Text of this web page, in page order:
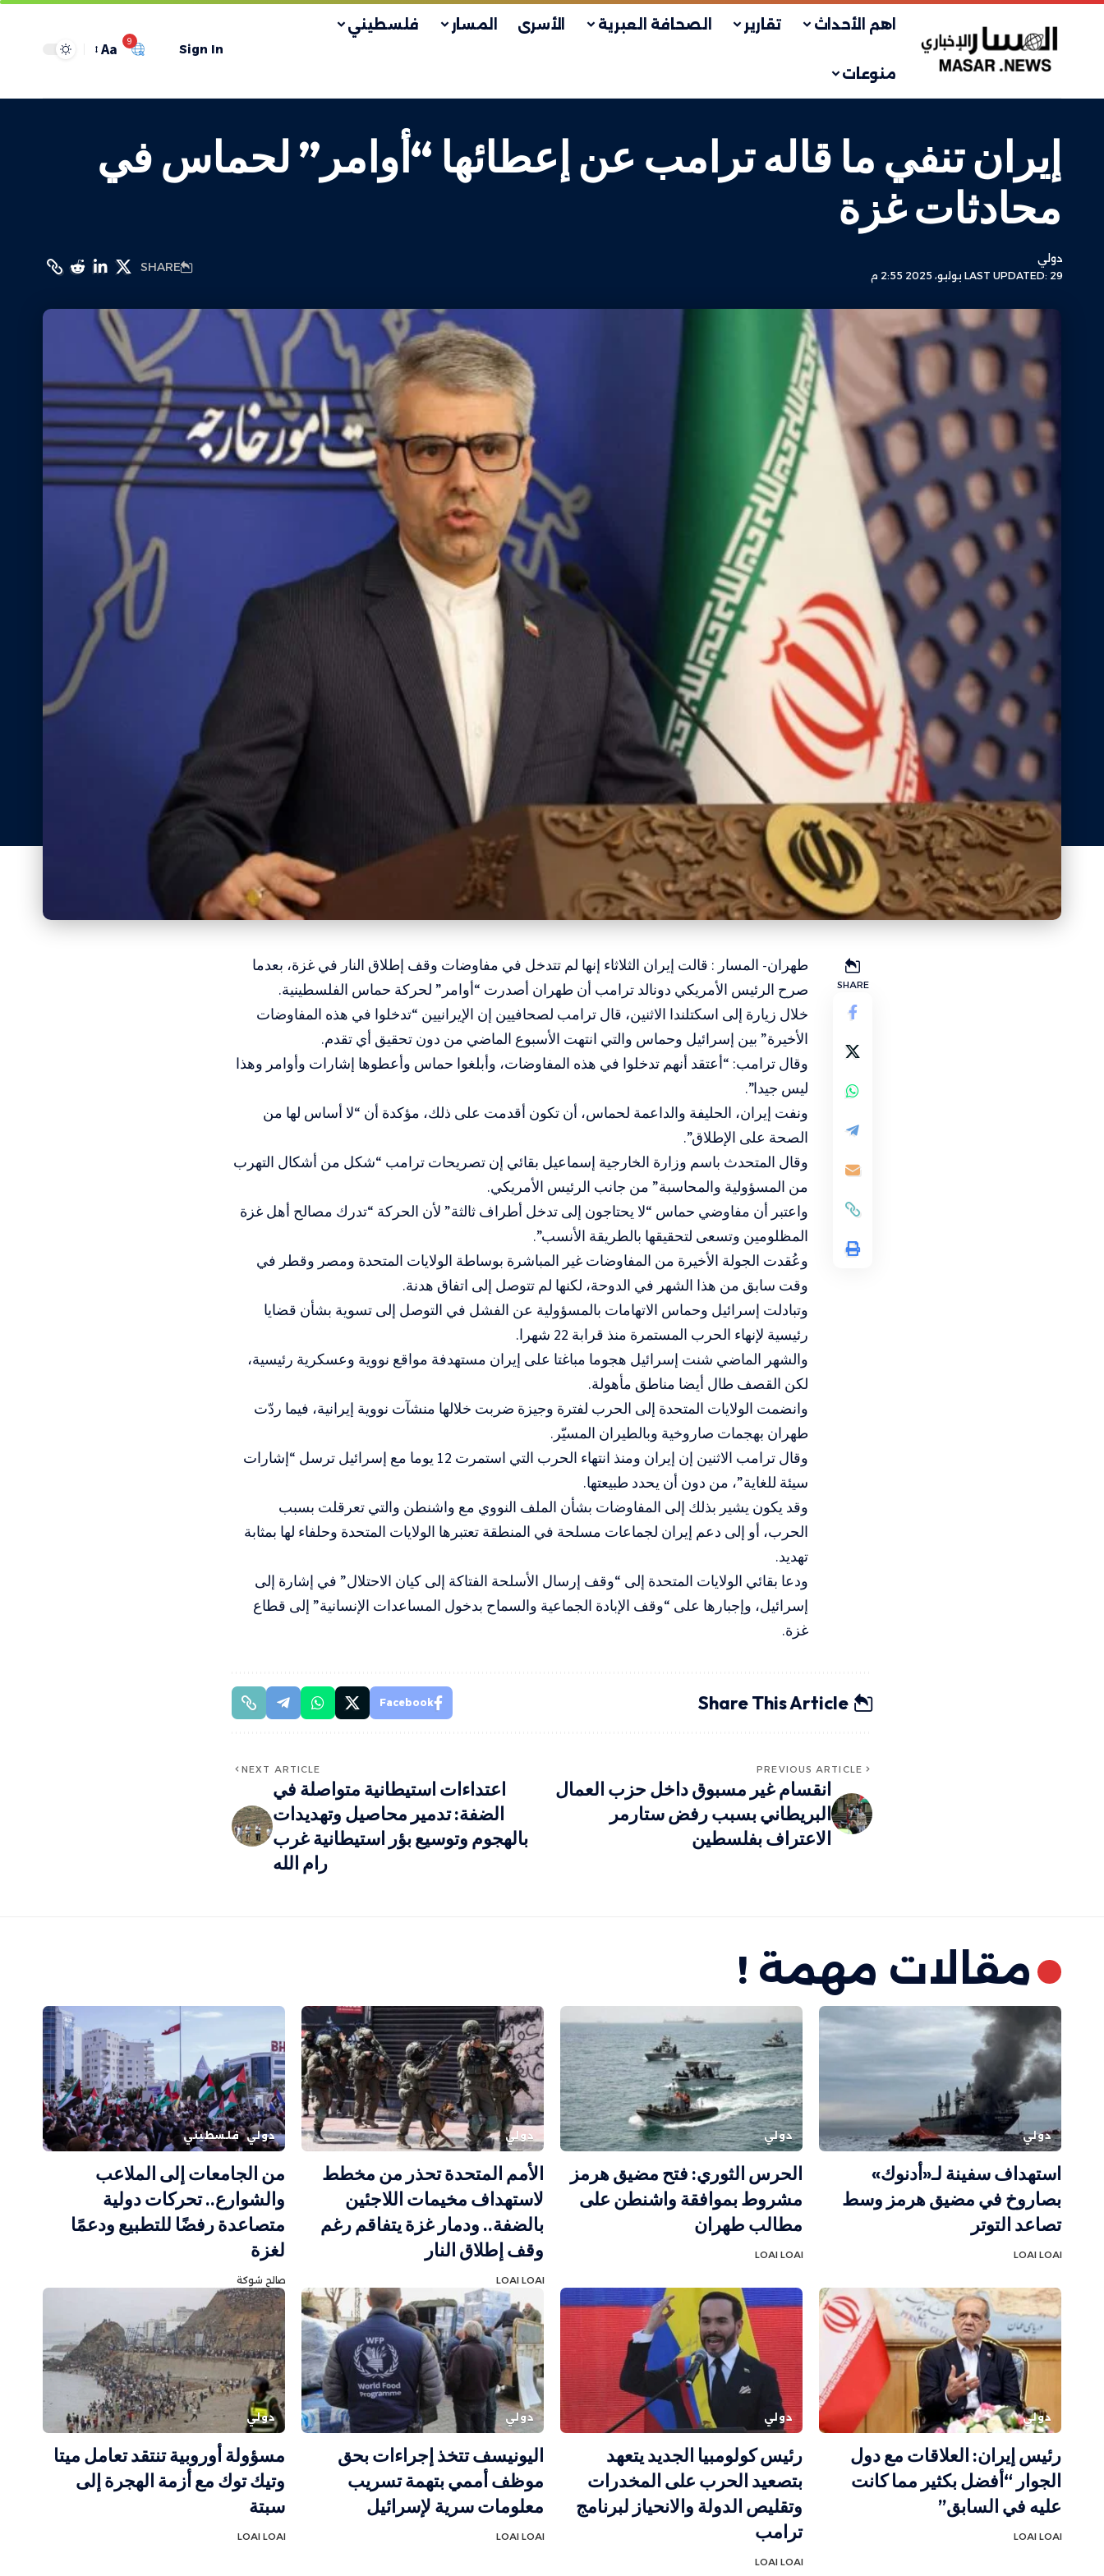
اهم الأحداث تقارير الصحافة العبرية الأسرى المسار فلسطيني
منوعات
Sign In
9
Aa
إيران تنفي ما قاله ترامب عن إعطائها “أوامر” لحماس في
محادثات غزة
LAST UPDATED: 29 يوليو، 2025 2:55 م
دولي
SHARE
SHARE
طهران- المسار : قالت إيران الثلاثاء إنها لم تتدخل في مفاوضات وقف إطلاق النار في غزة، بعدما
صرح الرئيس الأمريكي دونالد ترامب أن طهران أصدرت “أوامر” لحركة حماس الفلسطينية.
خلال زيارة إلى اسكتلندا الاثنين، قال ترامب لصحافيين إن الإيرانيين “تدخلوا في هذه المفاوضات
الأخيرة” بين إسرائيل وحماس والتي انتهت الأسبوع الماضي من دون تحقيق أي تقدم.
وقال ترامب: “أعتقد أنهم تدخلوا في هذه المفاوضات، وأبلغوا حماس وأعطوها إشارات وأوامر وهذا
ليس جيدا”.
ونفت إيران، الحليفة والداعمة لحماس، أن تكون أقدمت على ذلك، مؤكدة أن “لا أساس لها من
الصحة على الإطلاق”.
وقال المتحدث باسم وزارة الخارجية إسماعيل بقائي إن تصريحات ترامب “شكل من أشكال التهرب
من المسؤولية والمحاسبة” من جانب الرئيس الأمريكي.
واعتبر أن مفاوضي حماس “لا يحتاجون إلى تدخل أطراف ثالثة” لأن الحركة “تدرك مصالح أهل غزة
المظلومين وتسعى لتحقيقها بالطريقة الأنسب”.
وعُقدت الجولة الأخيرة من المفاوضات غير المباشرة بوساطة الولايات المتحدة ومصر وقطر في
وقت سابق من هذا الشهر في الدوحة، لكنها لم تتوصل إلى اتفاق هدنة.
وتبادلت إسرائيل وحماس الاتهامات بالمسؤولية عن الفشل في التوصل إلى تسوية بشأن قضايا
رئيسية لإنهاء الحرب المستمرة منذ قرابة 22 شهرا.
والشهر الماضي شنت إسرائيل هجوما مباغتا على إيران مستهدفة مواقع نووية وعسكرية رئيسية،
لكن القصف طال أيضا مناطق مأهولة.
وانضمت الولايات المتحدة إلى الحرب لفترة وجيزة ضربت خلالها منشآت نووية إيرانية، فيما ردّت
طهران بهجمات صاروخية وبالطيران المسيّر.
وقال ترامب الاثنين إن إيران ومنذ انتهاء الحرب التي استمرت 12 يوما مع إسرائيل ترسل “إشارات
سيئة للغاية”، من دون أن يحدد طبيعتها.
وقد يكون يشير بذلك إلى المفاوضات بشأن الملف النووي مع واشنطن والتي تعرقلت بسبب
الحرب، أو إلى دعم إيران لجماعات مسلحة في المنطقة تعتبرها الولايات المتحدة وحلفاء لها بمثابة
تهديد.
ودعا بقائي الولايات المتحدة إلى “وقف إرسال الأسلحة الفتاكة إلى كيان الاحتلال” في إشارة إلى
إسرائيل، وإجبارها على “وقف الإبادة الجماعية والسماح بدخول المساعدات الإنسانية” إلى قطاع
غزة.
Share This Article
Facebook
PREVIOUS ARTICLE
انقسام غير مسبوق داخل حزب العمال
البريطاني بسبب رفض ستارمر
الاعتراف بفلسطين
NEXT ARTICLE
اعتداءات استيطانية متواصلة في
الضفة: تدمير محاصيل وتهديدات
بالهجوم وتوسيع بؤر استيطانية غرب
رام الله
مقالات مهمة !
دولي
استهداف سفينة لـ«أدنوك»
بصاروخ في مضيق هرمز وسط
تصاعد التوتر
LOAI LOAI
دولي
الحرس الثوري: فتح مضيق هرمز
مشروط بموافقة واشنطن على
مطالب طهران
LOAI LOAI
دولي
الأمم المتحدة تحذر من مخطط
لاستهداف مخيمات اللاجئين
بالضفة.. ودمار غزة يتفاقم رغم
وقف إطلاق النار
LOAI LOAI
دولي فلسطيني
من الجامعات إلى الملاعب
والشوارع.. تحركات دولية
متصاعدة رفضًا للتطبيع ودعمًا
لغزة
صالح شوكة
دولي
رئيس إيران: العلاقات مع دول
الجوار “أفضل بكثير مما كانت
عليه في السابق”
LOAI LOAI
دولي
رئيس كولومبيا الجديد يتعهد
بتصعيد الحرب على المخدرات
وتقليص الدولة والانحياز لبرنامج
ترامب
LOAI LOAI
دولي
اليونيسف تتخذ إجراءات بحق
موظف أممي بتهمة تسريب
معلومات سرية لإسرائيل
LOAI LOAI
دولي
مسؤولة أوروبية تنتقد تعامل ميتا
وتيك توك مع أزمة الهجرة إلى
سبتة
LOAI LOAI